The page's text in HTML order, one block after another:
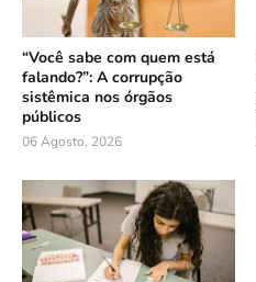
“Você sabe com quem está
falando?”: A corrupção
sistêmica nos órgãos
públicos
06 Agosto, 2026